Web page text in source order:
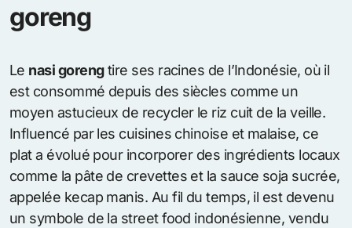
goreng
Le nasi gorengtire ses racines de l’Indonésie, où il
est consommé depuis des siècles comme un
moyen astucieux de recycler le riz cuit de la veille.
Influencé par les cuisines chinoise et malaise, ce
plat a évolué pour incorporer des ingrédients locaux
comme la pâte de crevettes et la sauce soja sucrée,
appelée kecap manis. Au fil du temps, il est devenu
un symbole de la street food indonésienne, vendu